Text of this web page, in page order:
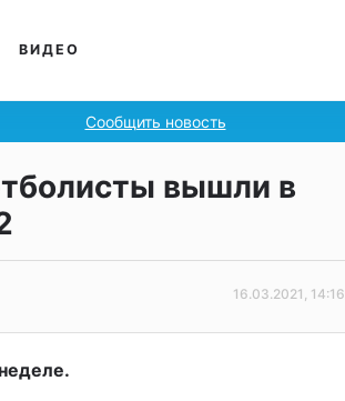
ВИДЕО
Сообщить новость
вышли в
16.03.2021, 14:16